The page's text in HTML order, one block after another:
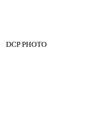
DCP PHOTO